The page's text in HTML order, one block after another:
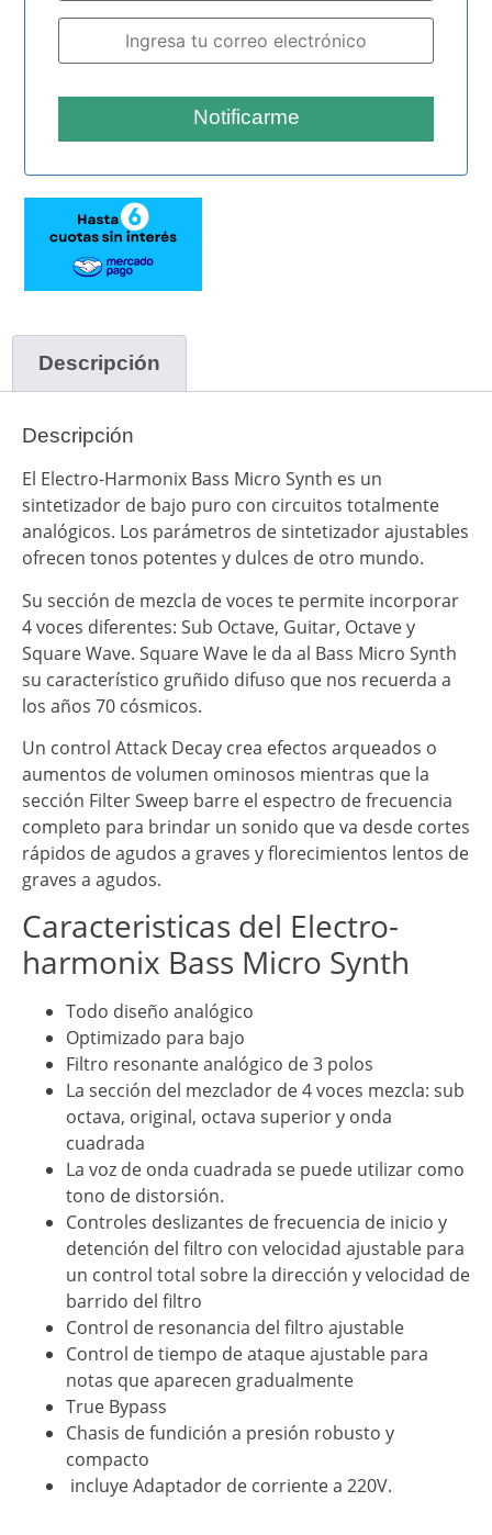
Notificarme
Descripción
Descripción
El Electro-Harmonix Bass Micro Synth es un
sintetizador de bajo puro con circuitos totalmente
analógicos. Los parámetros de sintetizador ajustables
ofrecen tonos potentes y dulces de otro mundo.
Su sección de mezcla de voces te permite incorporar
4 voces diferentes: Sub Octave, Guitar, Octave y
Square Wave. Square Wave le da al Bass Micro Synth
su característico gruñido difuso que nos recuerda a
los años 70 cósmicos.
Un control Attack Decay crea efectos arqueados o
aumentos de volumen ominosos mientras que la
sección Filter Sweep barre el espectro de frecuencia
completo para brindar un sonido que va desde cortes
rápidos de agudos a graves y florecimientos lentos de
graves a agudos.
Caracteristicas del Electro-
harmonix Bass Micro Synth
Todo diseño analógico
Optimizado para bajo
Filtro resonante analógico de 3 polos
La sección del mezclador de 4 voces mezcla: sub
octava, original, octava superior y onda
cuadrada
La voz de onda cuadrada se puede utilizar como
tono de distorsión.
Controles deslizantes de frecuencia de inicio y
detención del filtro con velocidad ajustable para
un control total sobre la dirección y velocidad de
barrido del filtro
Control de resonancia del filtro ajustable
Control de tiempo de ataque ajustable para
notas que aparecen gradualmente
True Bypass
Chasis de fundición a presión robusto y
compacto
incluye Adaptador de corriente a 220V.